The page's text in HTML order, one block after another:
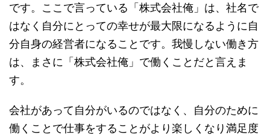
です。ここで言っている「株式会社俺」は、社名で
はなく自分にとっての幸せが最大限になるように自
分自身の経営者になることです。我慢しない働き方
は、まさに「株式会社俺」で働くことだと言えま
す。
会社があって自分がいるのではなく、自分のために
働くことで仕事をすることがより楽しくなり満足度